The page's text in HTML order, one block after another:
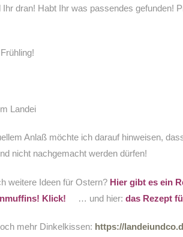
Ihr dran! Habt Ihr was passendes gefunden!
Landei
Anlaß möchte ich darauf hinweisen,
nicht nachgemacht werden dürfen!
weitere Ideen für Ostern? Hier gibt es ein
Klick!
… und hier: das Rezept
mehr Dinkelkissen: https://